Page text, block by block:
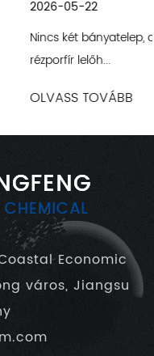
szennyvizet
Economic
város, Jiangsu